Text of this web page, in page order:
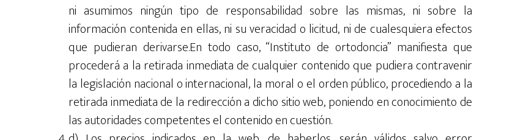
ni asumimos ningún tipo de responsabilidad sobre las mismas, ni sobre la
información contenida en ellas, ni su veracidad o licitud, ni de cualesquiera efectos
que pudieran derivarse.En todo caso, “Instituto de ortodoncia” manifiesta que
procederá a la retirada inmediata de cualquier contenido que pudiera contravenir
la legislación nacional o internacional, la moral o el orden público, procediendo a la
retirada inmediata de la redirección a dicho sitio web, poniendo en conocimiento de
las autoridades competentes el contenido en cuestión.